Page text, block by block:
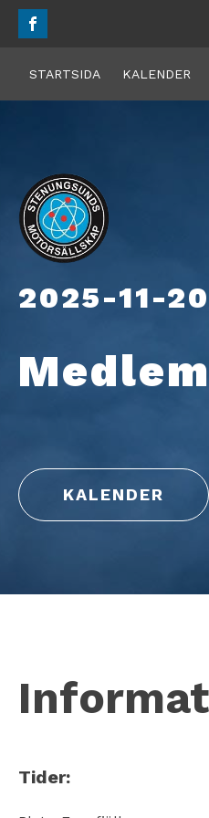
STARTSIDA KALENDER
2025-11-20
KALENDER
Tider: